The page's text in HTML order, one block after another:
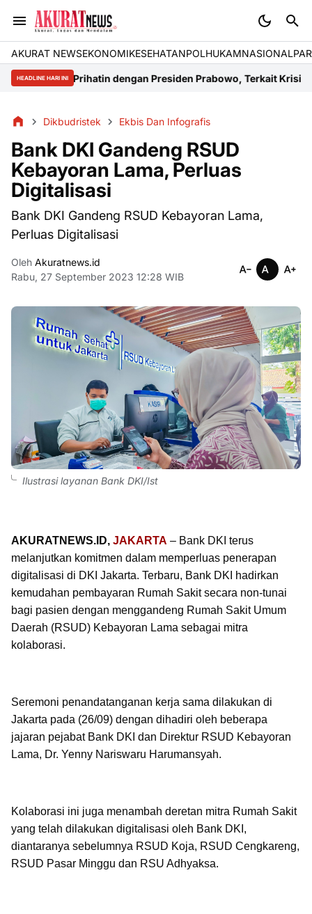
AKURAT NEWSEKONOMIKESEHATANPOLHUKAMNASIONAL
HEADLINE HARI INI
Prihatin dengan Presiden Prabowo, Terkait Krisis Energi di
Dikbudristek Ekbis Dan Infografis
Bank DKI Gandeng RSUD
Kebayoran Lama, Perluas
Digitalisasi
Bank DKI Gandeng RSUD Kebayoran Lama,
Perluas Digitalisasi
Oleh Akuratnews.id
Rabu, 27 September 2023 12:28 WIB
Ilustrasi layanan Bank DKI/Ist
AKURATNEWS.ID, JAKARTA – Bank DKI terus
melanjutkan komitmen dalam memperluas penerapan
digitalisasi di DKI Jakarta. Terbaru, Bank DKI hadirkan
kemudahan pembayaran Rumah Sakit secara non-tunai
bagi pasien dengan menggandeng Rumah Sakit Umum
Daerah (RSUD) Kebayoran Lama sebagai mitra
kolaborasi.
Seremoni penandatanganan kerja sama dilakukan di
Jakarta pada (26/09) dengan dihadiri oleh beberapa
jajaran pejabat Bank DKI dan Direktur RSUD Kebayoran
Lama, Dr. Yenny Nariswaru Harumansyah.
Kolaborasi ini juga menambah deretan mitra Rumah Sakit
yang telah dilakukan digitalisasi oleh Bank DKI,
diantaranya sebelumnya RSUD Koja, RSUD Cengkareng,
RSUD Pasar Minggu dan RSU Adhyaksa.